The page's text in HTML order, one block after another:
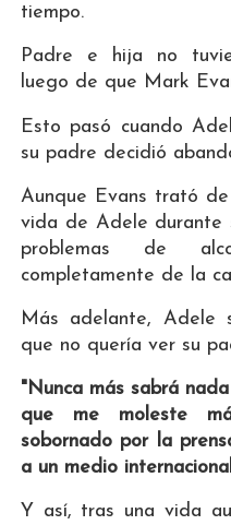
tiempo.
Padre e hija no
luego de que Mark
Esto pasó cuando
su padre decidió
Aunque Evans trató
vida de Adele durante
problemas de
completamente de la
Más adelante, Adele
que no quería ver su
"Nunca más sabrá
que me moleste
sobornado por la
a un medio
Y así, tras una vida